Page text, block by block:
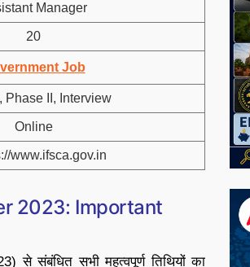
Manager
20
Job
Phase II, Interview
Online
www.ifsca.gov.in
2023: Important
से संबंधित सभी महत्वपूर्ण तिथियों का